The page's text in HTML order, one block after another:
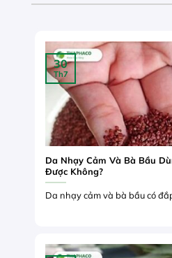
Da Nhạy Cảm Và Bà Bầu
Được Không?
Da nhạy cảm và bà bầu có
30
Th7